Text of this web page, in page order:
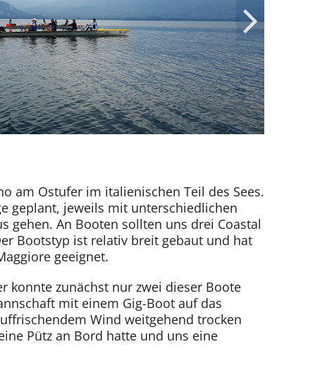
am Ostufer im italienischen Teil des Sees.
geplant, jeweils mit unterschiedlichen
gehen. An Booten sollten uns drei Coastal
Bootstyp ist relativ breit gebaut und hat
geeignet.
konnte zunächst nur zwei dieser Boote
mit einem Gig-Boot auf das
Wind weitgehend trocken
Pütz an Bord hatte und uns eine